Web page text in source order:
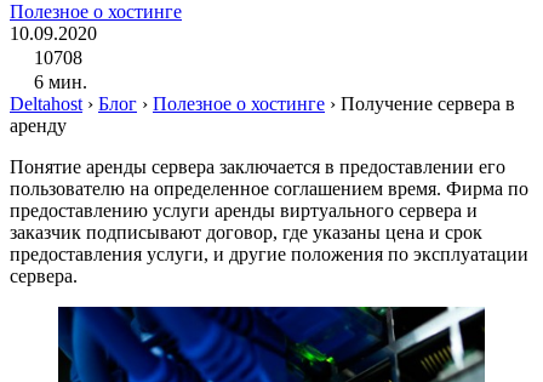
Полезное о хостинге
10.09.2020
10708
6 мин.
Deltahost› Блог › Полезное о хостинге › Получение сервера в
аренду
Понятие аренды сервера заключается в предоставлении его
пользователю на определенное соглашением время. Фирма по
предоставлению услуги аренды виртуального сервера и
заказчик подписывают договор, где указаны цена и срок
предоставления услуги, и другие положения по эксплуатации
сервера.